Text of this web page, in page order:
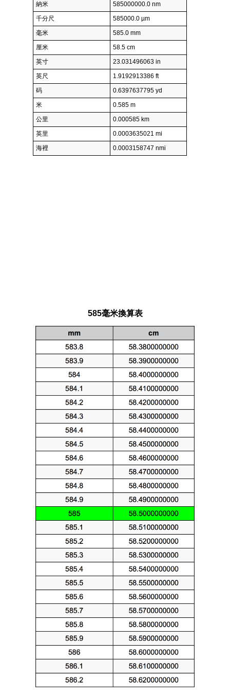
納米
585000000.0 nm
千分尺
585000.0 µm
毫米
585.0 mm
厘米
58.5 cm
英寸
23.031496063 in
英尺
1.9192913386 ft
码
0.6397637795 yd
米
0.585 m
公里
0.000585 km
英里
0.0003635021 mi
海裡
0.0003158747 nmi
585毫米換算表